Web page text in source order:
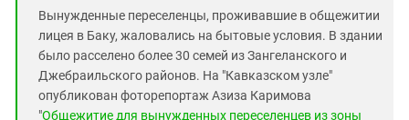
Bынужденные переселенцы, проживавшие в общежитии
лицея в Баку, жаловались на бытовые условия. B здании
было расселено более 30 семей из Зангеланского и
Джебраильского районов. На "Кавказском узле"
опубликован фоторепортаж Азиза Каримова
"Общежитие для вынужденных переселенцев из зоны